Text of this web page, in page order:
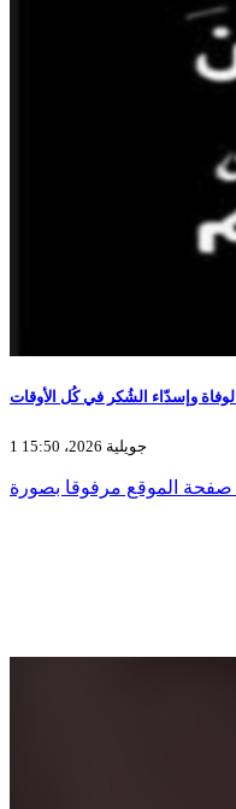
وإسدّاء الشُكر في كُل الأوقات
1 جويلية 2026، 15:50